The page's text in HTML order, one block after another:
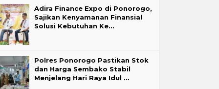
Adira Finance Expo di Ponorogo,
Sajikan Kenyamanan Finansial
Solusi Kebutuhan Ke…
Polres Ponorogo Pastikan Stok
dan Harga Sembako Stabil
Menjelang Hari Raya Idul …